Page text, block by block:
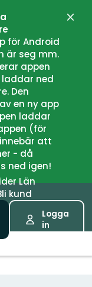
för Android
är seg mm.
appen
ned
Den
en ny app
laddar
(för
att
- då
ned igen!
Län
kund
Logga
in